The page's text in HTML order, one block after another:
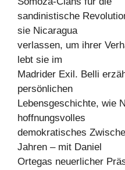
sandinistische
sie Nicaragua
verlassen, um ihrer
lebt sie im
Madrider Exil. Belli
persönlichen
Lebensgeschichte, wie
hoffnungsvolles
demokratisches
Jahren – mit Daniel
Ortegas neuerlicher